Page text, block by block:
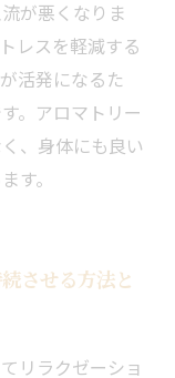
が悪くなりま
レスを軽減する
活発になるた
。アロマトリー
、身体にも良い
す。
させる方法と
リラクゼーショ